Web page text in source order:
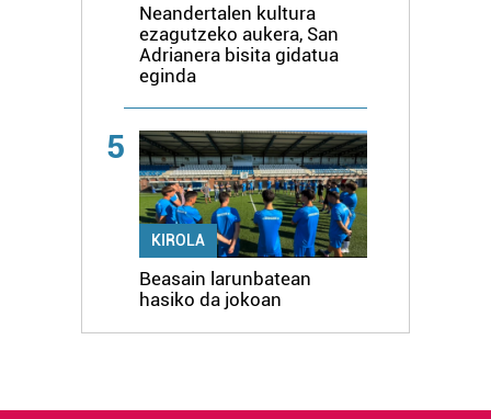
Neandertalen kultura
ezagutzeko aukera, San
Adrianera bisita gidatua
eginda
5
KIROLA
Beasain larunbatean
hasiko da jokoan